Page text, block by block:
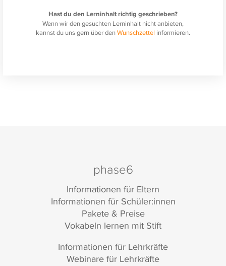
Hast du den Lerninhalt richtig geschrieben?
Wenn wir den gesuchten Lerninhalt nicht anbieten,
kannst du uns gern über denWunschzettel informieren.
phase6
Informationen für Eltern
Informationen für Schüler:innen
Pakete & Preise
Vokabeln lernen mit Stift
Informationen für Lehrkräfte
Webinare für Lehrkräfte